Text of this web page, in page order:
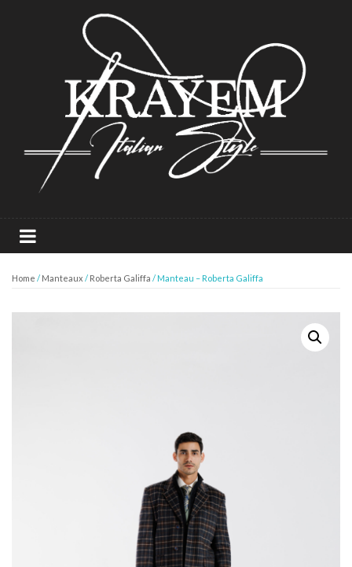
Home / Manteaux / Roberta Galiffa / Manteau – Roberta Galiffa